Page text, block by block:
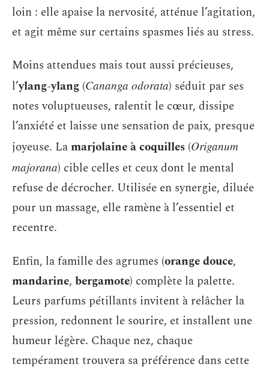
loin : elle apaise la nervosité, atténue l’agitation,
et agit même sur certains spasmes liés au stress.
Moins attendues mais tout aussi précieuses,
l’ylang-ylang (Cananga odorata) séduit par ses
notes voluptueuses, ralentit le cœur, dissipe
l’anxiété et laisse une sensation de paix, presque
joyeuse. Lamarjolaine à coquilles (Origanum
majorana) cible celles et ceux dont le mental
refuse de décrocher. Utilisée en synergie, diluée
pour un massage, elle ramène à l’essentiel et
recentre.
Enfin, la famille des agrumes (orange douce,
mandarine, bergamote) complète la palette.
Leurs parfums pétillants invitent à relâcher la
pression, redonnent le sourire, et installent une
humeur légère. Chaque nez, chaque
tempérament trouvera sa préférence dans cette